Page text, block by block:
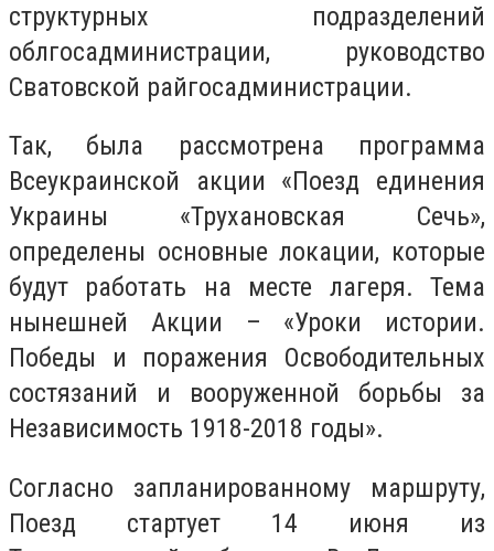
структурных подразделений
облгосадминистрации, руководство
Сватовской райгосадминистрации.
Так, была рассмотрена программа
Всеукраинской акции «Поезд единения
Украины «Трухановская Сечь»,
определены основные локации, которые
будут работать на месте лагеря. Тема
нынешней Акции – «Уроки истории.
Победы и поражения Освободительных
состязаний и вооруженной борьбы за
Независимость 1918-2018 годы».
Согласно запланированному маршруту,
Поезд стартует 14 июня из